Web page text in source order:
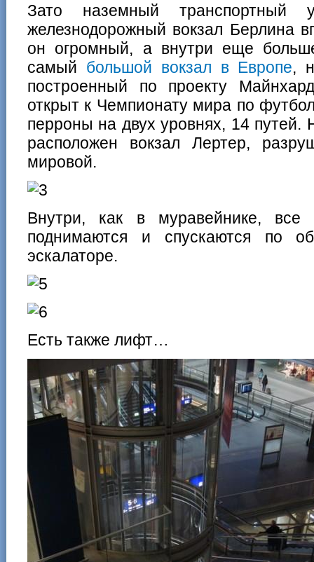
Зато наземный транспортный
железнодорожный вокзал Берлина
он огромный, а внутри еще
самый большой вокзал в Европе,
построенный по проекту
открыт к Чемпионату мира по
перроны на двух уровнях, 14
расположен вокзал Лертер,
мировой.
Внутри, как в муравейнике,
поднимаются и спускаются по
эскалаторе.
Есть также лифт…